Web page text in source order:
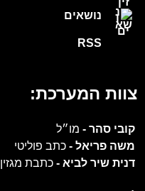
נושאים
RSS
צוות המערכת:
קובי סהר - מו״ל
משה פריאל - כתב פוליטי
דנית שיר לביא - כתבת מגזין